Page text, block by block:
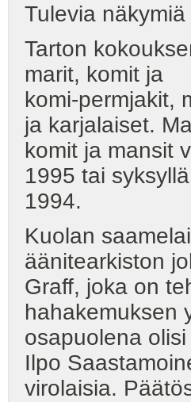
Tulevia näkymiä
Tarton
marit, komit ja
komi-permjakit,
ja karjalaiset.
komit ja mansit
1995 tai syksyllä
1994.
Kuolan
äänitearkiston
Graff, joka on
hahakemuksen
osapuolena
Ilpo
virolaisia.